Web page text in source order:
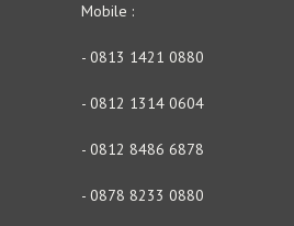
Mobile :
- 0813 1421 0880
- 0812 1314 0604
- 0812 8486 6878
- 0878 8233 0880